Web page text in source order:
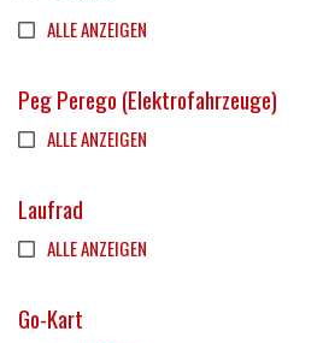
ALLE ANZEIGEN
Peg Perego (Elektrofahrzeuge)
ALLE ANZEIGEN
Laufrad
ALLE ANZEIGEN
Go-Kart